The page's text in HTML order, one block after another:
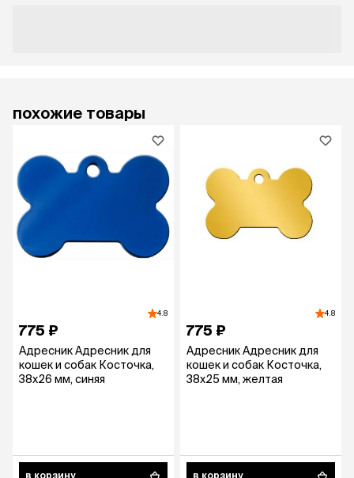
похожие товары
4.8
775 ₽
Адресник Адресник для
кошек и собак Косточка,
38х26 мм, синяя
в корзину
4.8
775 ₽
Адресник Адресник для
кошек и собак Косточка,
38х25 мм, желтая
в корзину